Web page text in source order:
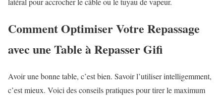
Comment Optimiser Votre Repassage
avec une Table à Repasser Gifi
Avoir une bonne table, c’est bien. Savoir l’utiliser intelligemment,
c’est mieux. Voici des conseils pratiques pour tirer le maximum